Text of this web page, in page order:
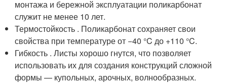
монтажа и бережной эксплуатации поликарбонат
служит не менее 10 лет.
Термостойкость . Поликарбонат сохраняет свои
свойства при температуре от −40 °C до +110 °C.
Гибкость . Листы хорошо гнутся, что позволяет
использовать их для создания конструкций сложной
формы — купольных, арочных, волнообразных.